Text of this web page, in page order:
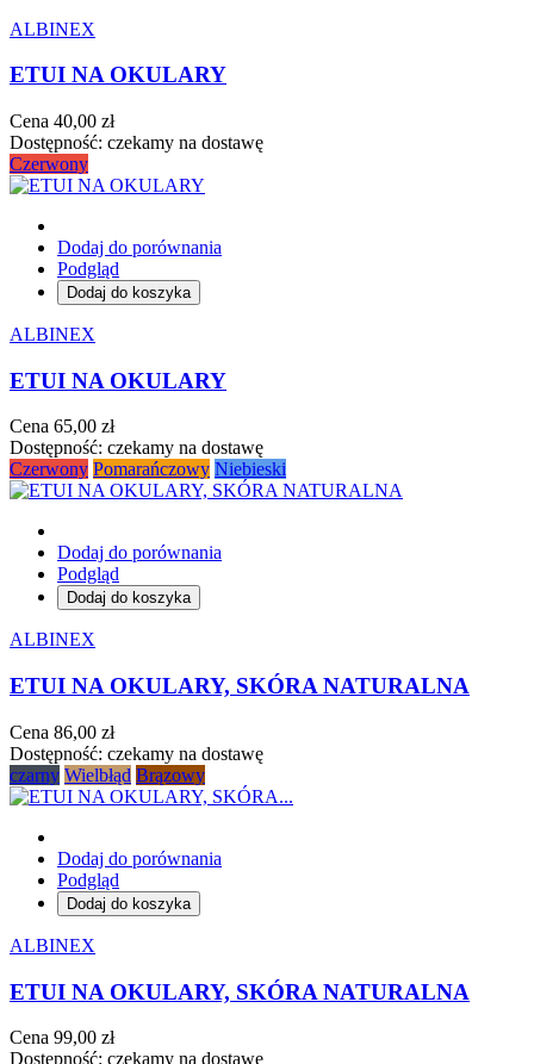
ALBINEX
ETUI NA OKULARY
Cena 40,00 zł
Dostępność: czekamy na dostawę
Czerwony
Dodaj do porównania
Podgląd
Dodaj do koszyka
ALBINEX
ETUI NA OKULARY
Cena 65,00 zł
Dostępność: czekamy na dostawę
Czerwony Pomarańczowy Niebieski
Dodaj do porównania
Podgląd
Dodaj do koszyka
ALBINEX
ETUI NA OKULARY, SKÓRA NATURALNA
Cena 86,00 zł
Dostępność: czekamy na dostawę
czarny Wielbłąd Brązowy
Dodaj do porównania
Podgląd
Dodaj do koszyka
ALBINEX
ETUI NA OKULARY, SKÓRA NATURALNA
Cena 99,00 zł
Dostępność: czekamy na dostawę